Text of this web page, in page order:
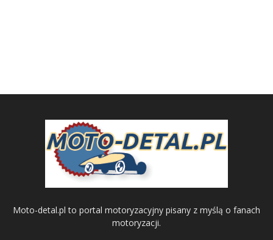
Moto-detal.pl to portal motoryzacyjny pisany z myślą o fanach
motoryzacji.